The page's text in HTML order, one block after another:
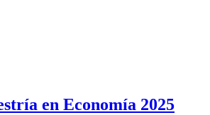
en Economía 2025